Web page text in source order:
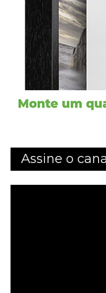
Assine o